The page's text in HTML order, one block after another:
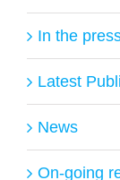
In the
Latest
News
On-going